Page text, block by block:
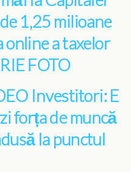
1,25 milioane
online a taxelor
FOTO
Investitori: E
forța de muncă
la punctul